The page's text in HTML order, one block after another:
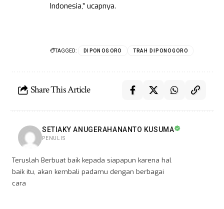
Indonesia,” ucapnya.
TAGGED: DIPONOGORO TRAH DIPONOGORO
Share This Article
SETIAKY ANUGERAHANANTO KUSUMA
PENULIS
Teruslah Berbuat baik kepada siapapun karena hal
baik itu, akan kembali padamu dengan berbagai
cara